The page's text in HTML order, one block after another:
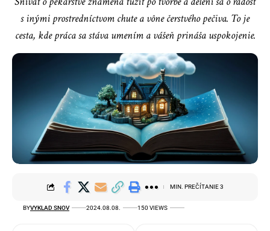
s inými prostredníctvom chute a vône čerstvého pečiva. To je
cesta, kde práca sa stáva umením a vášeň prináša uspokojenie.
BYVYKLAD SNOV 2024.08.08. 150 VIEWS
MIN. PREČÍTANIE 3